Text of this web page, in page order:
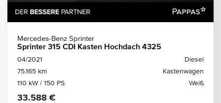
Mercedes-Benz Sprinter
Sprinter 315 CDI Kasten Hochdach 4325
04/2021
Diesel
75.165 km
Kastenwagen
110 kW / 150 PS
Weiß
33.588 €